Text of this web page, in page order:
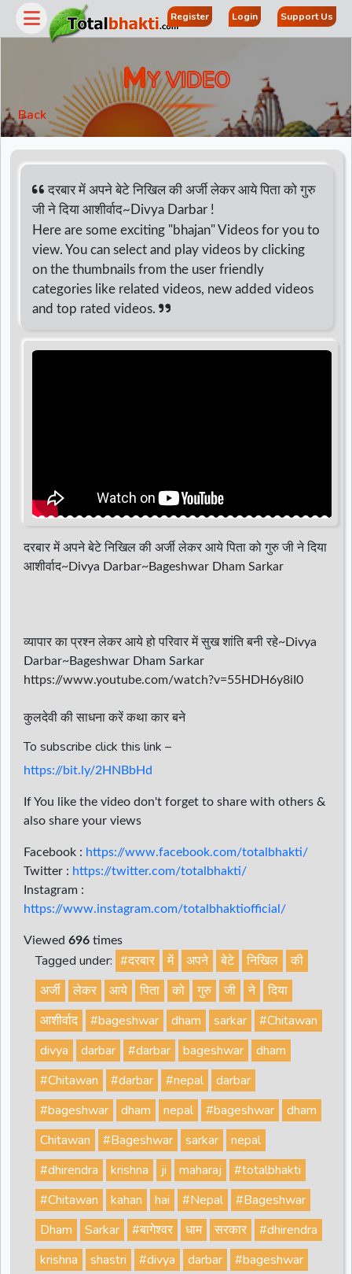
Register Login Support Us
MY VIDEO
Back
दरबार में अपने बेटे निखिल की अर्जी लेकर आये पिता को गुरु
जी ने दिया आशीर्वाद~Divya Darbar !
Here are some exciting "bhajan" Videos for you to
view. You can select and play videos by clicking
on the thumbnails from the user friendly
categories like related videos, new added videos
and top rated videos.
दरबार में अपने बेटे निखिल की अर्जी लेकर आये पिता को गुरु जी ने दिया
आशीर्वाद~Divya Darbar~Bageshwar Dham Sarkar
व्यापार का प्रश्न लेकर आये हो परिवार में सुख शांति बनी रहे~Divya
Darbar~Bageshwar Dham Sarkar
https://www.youtube.com/watch?v=55HDH6y8iI0
कुलदेवी की साधना करें कथा कार बने
To subscribe click this link –
https://bit.ly/2HNBbHd
If You like the video don't forget to share with others &
also share your views
Facebook : https://www.facebook.com/totalbhakti/
Twitter : https://twitter.com/totalbhakti/
Instagram :
https://www.instagram.com/totalbhaktiofficial/
Viewed 696 times
Tagged under: #दरबार में अपने बेटे निखिल
की
अर्जी
लेकर आये पिता को गुरु जी ने
दिया
आशीर्वाद
#bageshwar dham sarkar
#Chitawan
divya
darbar #darbar bageshwar
dham
#Chitawan
#darbar #nepal
darbar
#bageshwar
dham nepal #bageshwar
dham
Chitawan
#Bageshwar sarkar
nepal
#dhirendra
krishna ji maharaj
#totalbhakti
#Chitawan
kahan hai #Nepal
#Bageshwar
Dham
Sarkar #बागेश्वर धाम सरकार
#dhirendra
krishna
shastri #divya darbar
#bageshwar